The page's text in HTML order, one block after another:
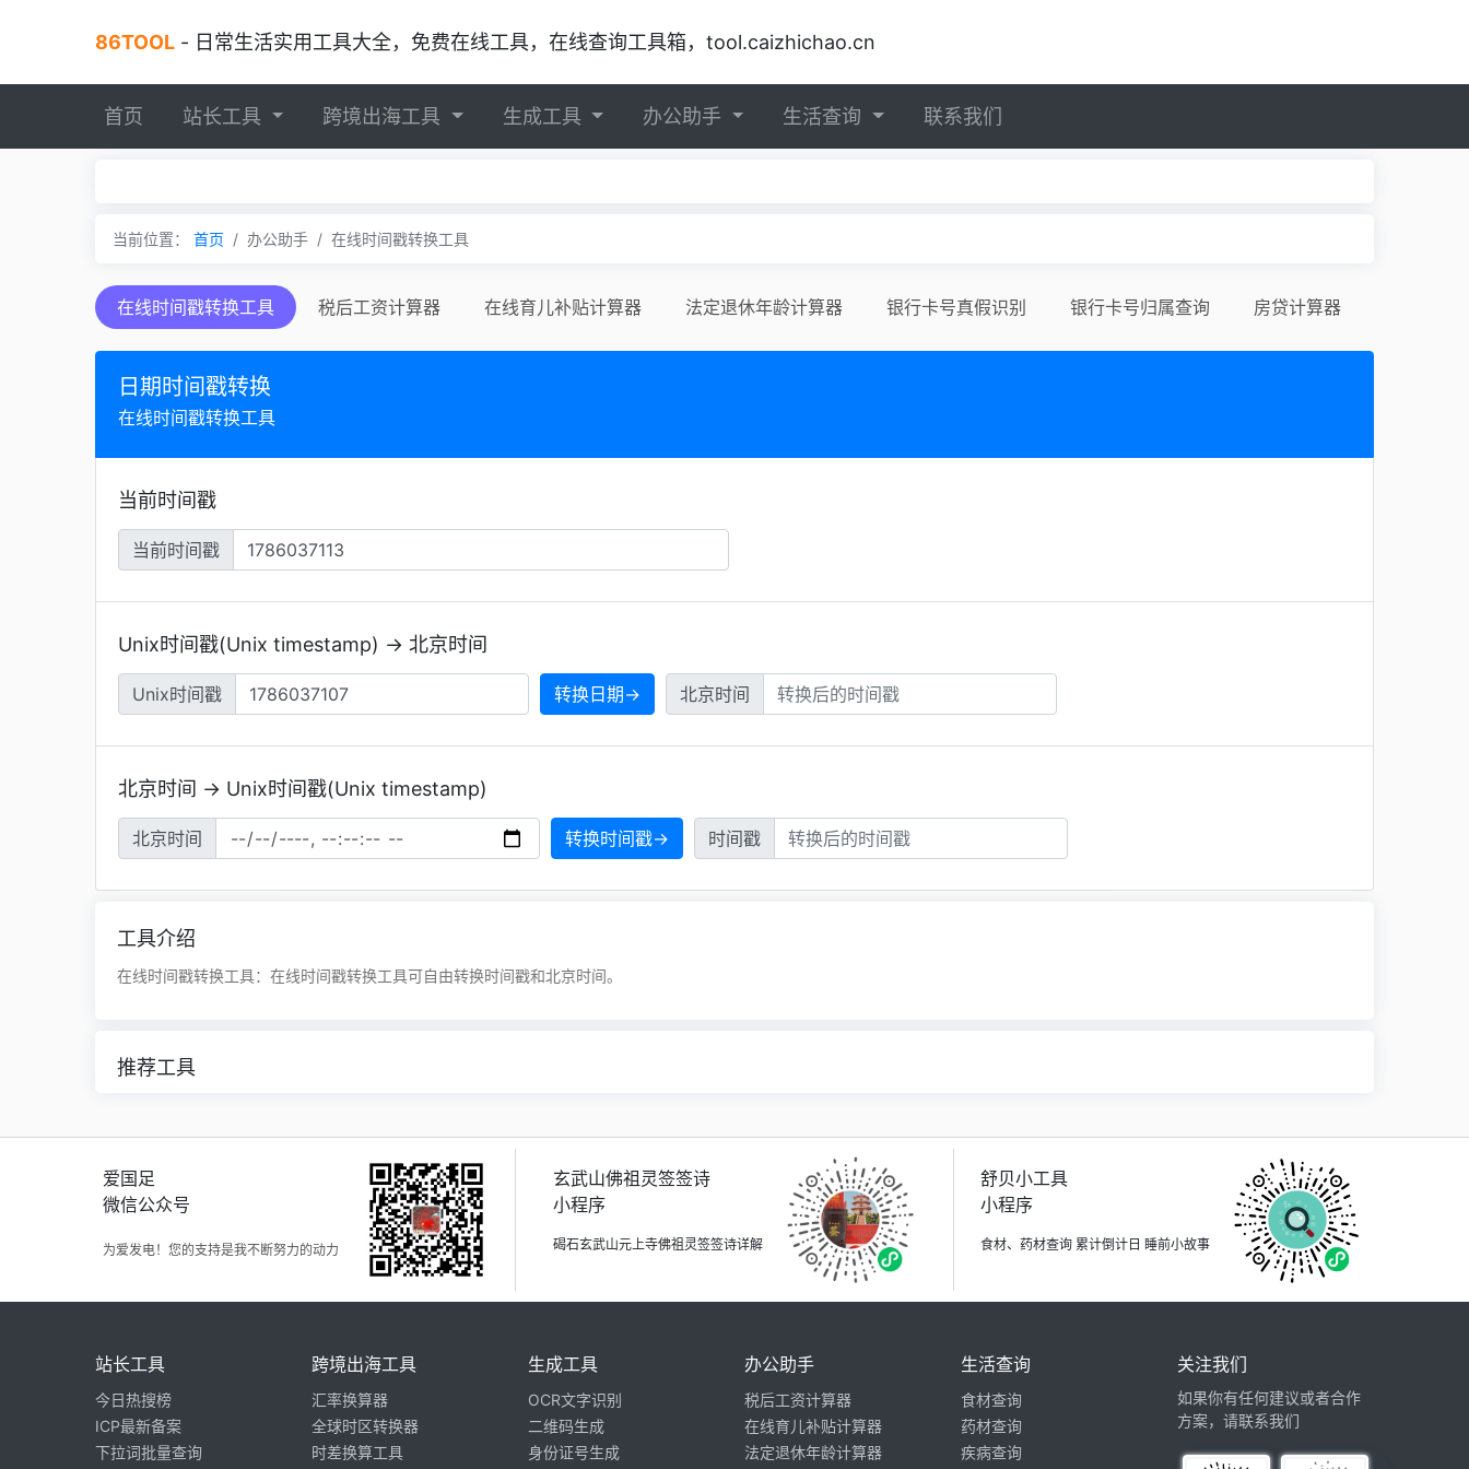
86TOOL - 日常生活实用工具大全，免费在线工具，在线查询工具箱，tool.caizhichao.cn
首页 站长工具 跨境出海工具 生成工具 办公助手 生活查询 联系我们
当前位置： 首页 办公助手 在线时间戳转换工具
在线时间戳转换工具 税后工资计算器 在线育儿补贴计算器 法定退休年龄计算器 银行卡号真假识别 银行卡号归属查询 房贷计算器
日期时间戳转换
在线时间戳转换工具
当前时间戳
当前时间戳
Unix时间戳(Unix timestamp) → 北京时间
Unix时间戳 转换日期→ 北京时间
北京时间 → Unix时间戳(Unix timestamp)
北京时间 转换时间戳→ 时间戳
工具介绍
在线时间戳转换工具：在线时间戳转换工具可自由转换时间戳和北京时间。
推荐工具
爱国足
微信公众号
为爱发电！您的支持是我不断努力的动力
玄武山佛祖灵签签诗
小程序
碣石玄武山元上寺佛祖灵签签诗详解
舒贝小工具
小程序
食材、药材查询 累计倒计日 睡前小故事
站长工具
今日热搜榜
ICP最新备案
下拉词批量查询
跨境出海工具
汇率换算器
全球时区转换器
时差换算工具
生成工具
OCR文字识别
二维码生成
身份证号生成
办公助手
税后工资计算器
在线育儿补贴计算器
法定退休年龄计算器
生活查询
食材查询
药材查询
疾病查询
关注我们
如果你有任何建议或者合作
方案，请联系我们